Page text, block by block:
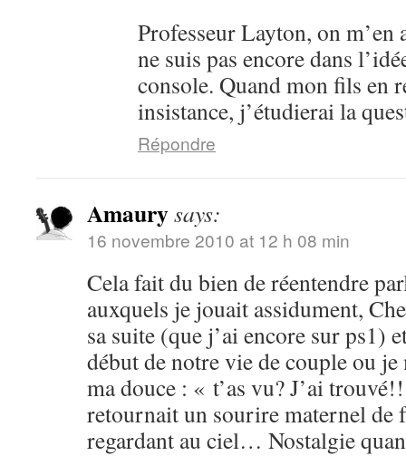
Professeur Layton, on m’en
ne suis pas encore dans
console. Quand mon fils en
insistance, j’étudierai la
Répondre
Amaurysays:
16 novembre 2010 at 12 h 08 min
Cela fait du bien de réentendre
auxquels je jouait assidument,
sa suite (que j’ai encore sur ps1)
début de notre vie de couple ou
ma douce : « t’as vu? J’ai
retournait un sourire maternel de
regardant au ciel… Nostalgie